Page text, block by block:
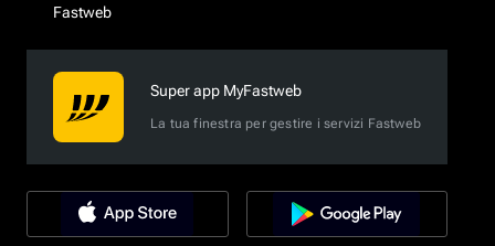
Fastweb
Super app MyFastweb
La tua finestra per gestire i servizi Fastweb